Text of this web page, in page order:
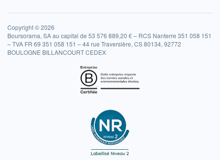
Copyright © 2026
Boursorama, SA au capital de 53 576 889,20 € – RCS Nanterre 351 058 151
– TVA FR 69 351 058 151 – 44 rue Traversière, CS 80134, 92772
BOULOGNE BILLANCOURT CEDEX